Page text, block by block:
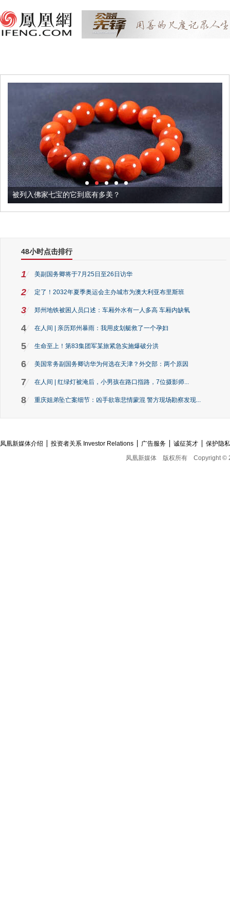
被列入佛家七宝的它到底有多美？
48小时点击排行
1 美副国务卿将于7月25日至26日访华
2 定了！2032年夏季奥运会主办城市为澳大利亚布里斯班
3 郑州地铁被困人员口述：车厢外水有一人多高 车厢内缺氧
4 在人间 | 亲历郑州暴雨：我用皮划艇救了一个孕妇
5 生命至上！第83集团军某旅紧急实施爆破分洪
6 美国常务副国务卿访华为何选在天津？外交部：两个原因
7 在人间 | 红绿灯被淹后，小男孩在路口指路，7位摄影师...
8 重庆姐弟坠亡案细节：凶手欲靠悲情蒙混 警方现场勘察发现...
凤凰新媒体介绍 投资者关系 Investor Relations 广告服务 诚征英才
保护隐
凤凰新媒体
版权所有 Copyright ©